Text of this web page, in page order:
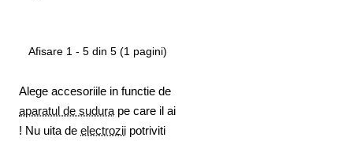
Alege accesoriile in functie de
aparatul de sudura pe care il ai
! Nu uita de electrozii potriviti
Afisare 1 - 5 din 5 (1 pagini)